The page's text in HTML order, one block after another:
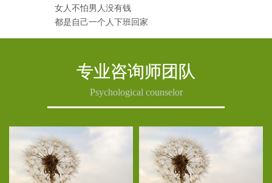
女人不怕男人没有钱
都是自己一个人下班回家
专业咨询师团队
Psychological counselor
Previous